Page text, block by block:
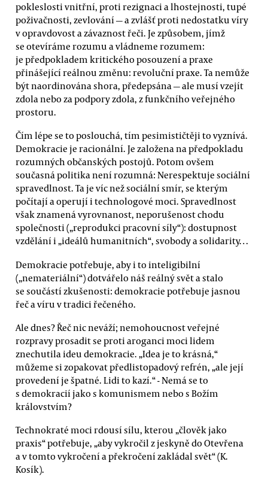
pokleslosti vnitřní, proti rezignaci a lhostejnosti, tupé
poživačnosti, zevlování — a zvlášť proti nedostatku víry
v opravdovost a závaznost řeči. Je způsobem, jímž
se otevíráme rozumu a vládneme rozumem:
je předpokladem kritického posouzení a praxe
přinášející reálnou změnu: revoluční praxe. Ta nemůže
být naordinována shora, předepsána — ale musí vzejít
zdola nebo za podpory zdola, z funkčního veřejného
prostoru.
Čím lépe se to poslouchá, tím pesimističtěji to vyznívá.
Demokracie je racionální. Je založena na předpokladu
rozumných občanských postojů. Potom ovšem
současná politika není rozumná: Nerespektuje sociální
spravedlnost. Ta je víc než sociální smír, se kterým
počítají a operují i technologové moci. Spravedlnost
však znamená vyrovnanost, neporušenost chodu
společnosti („reprodukci pracovní síly“): dostupnost
vzdělání i „ideálů humanitních“, svobody a solidarity…
Demokracie potřebuje, aby i to inteligibilní
(„nemateriální“) dotvářelo náš reálný svět a stalo
se součástí zkušenosti: demokracie potřebuje jasnou
řeč a víru v tradici řečeného.
Ale dnes? Řeč nic neváží; nemohoucnost veřejné
rozpravy prosadit se proti aroganci moci lidem
znechutila ideu demokracie. „Idea je to krásná,“
můžeme si zopakovat předlistopadový refrén, „ale její
provedení je špatné. Lidi to kazí.“ - Nemá se to
s demokracií jako s komunismem nebo s Božím
královstvím?
Technokraté moci rdousí sílu, kterou „člověk jako
praxis“ potřebuje, „aby vykročil z jeskyně do Otevřena
a v tomto vykročení a překročení zakládal svět“ (K.
Kosík).